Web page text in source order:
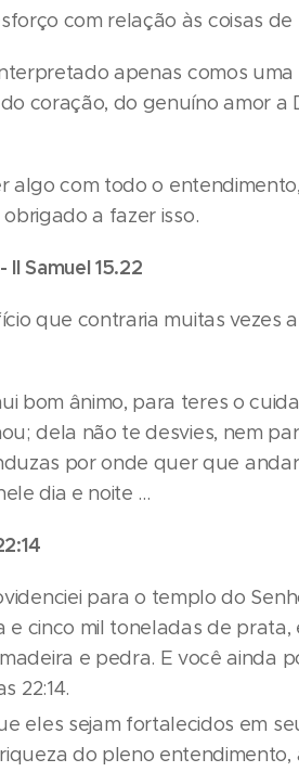
com relação às coisas de
apenas comos
coração, do genuíno amor a
algo com todo o
a fazer isso.
Samuel 15.22
que contraria muitas vezes
bom ânimo, para teres o
dela não te desvies, nem
por onde quer que
dia e noite ...
para o templo do
cinco mil toneladas de
e pedra. E você ainda
22:14.
eles sejam fortalecidos em
do pleno